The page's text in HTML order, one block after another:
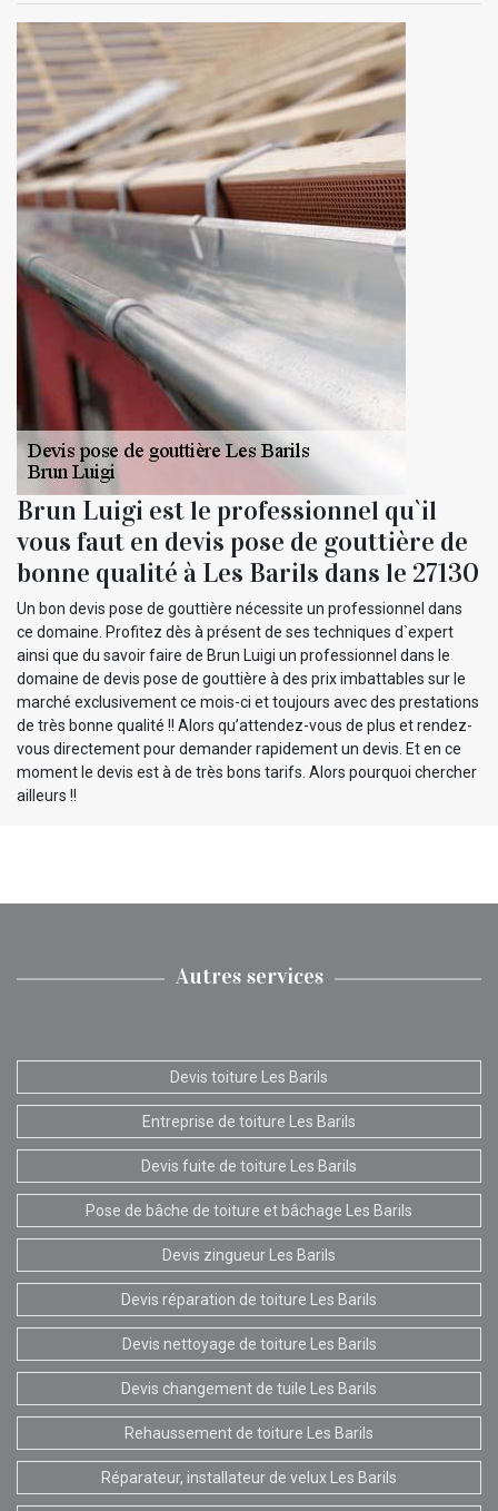
Brun Luigi est le professionnel qu`il
vous faut en devis pose de gouttière de
bonne qualité à Les Barils dans le 27130
Un bon devis pose de gouttière nécessite un professionnel dans
ce domaine. Profitez dès à présent de ses techniques d`expert
ainsi que du savoir faire de Brun Luigi un professionnel dans le
domaine de devis pose de gouttière à des prix imbattables sur le
marché exclusivement ce mois-ci et toujours avec des prestations
de très bonne qualité !! Alors qu’attendez-vous de plus et rendez-
vous directement pour demander rapidement un devis. Et en ce
moment le devis est à de très bons tarifs. Alors pourquoi chercher
ailleurs !!
Autres services
Devis toiture Les Barils
Entreprise de toiture Les Barils
Devis fuite de toiture Les Barils
Pose de bâche de toiture et bâchage Les Barils
Devis zingueur Les Barils
Devis réparation de toiture Les Barils
Devis nettoyage de toiture Les Barils
Devis changement de tuile Les Barils
Rehaussement de toiture Les Barils
Réparateur, installateur de velux Les Barils